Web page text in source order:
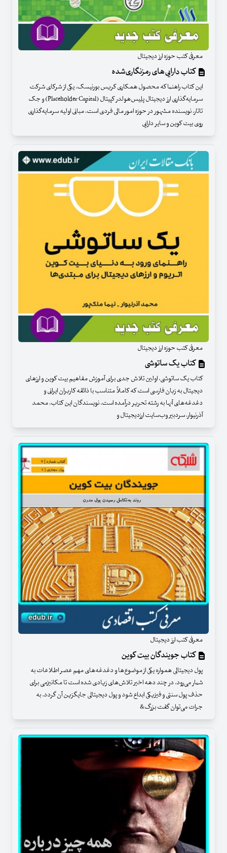
معرفی کتب حوزه ارز دیجیتال
کتاب دارایی‌های رمز‌نگاری‌شده
این کتاب راهنما که محصول همکاری کریس بورنیسک، یکی از شرکای شرکت
سرمایه‌گذاری ارز دیجیتال پلِیس‌هولدر کپیتال (Placeholder Capital) و جک
تاتار، نویسنده مشهور در حوزه امور مالی فردی است، مبانی اولیه سرمایه‌گذاری
روی بیت کوین و سایر دارایی
معرفی کتب حوزه ارز دیجیتال
کتاب یک ساتوشی
کتاب یک ساتوشی، اولین تلاش جدی برای آموزش مفاهیم بیت کوین و ارزهای
دیجیتال به زبان فارسی است که کاملاً متناسب با ذائقه کاربران ایرانی و
دغدغه‌های آنها به رشته تحریر درآمده است. نویسندگان این کتاب، محمد
آذرنیوار، سردبیر وب‌سایت ارزدیجیتال و
معرفی کتب ارز دیجیتال
کتاب جویندگان بیت کوین
پول دیجیتالی همواره یکی از موضوع‌ها و دغدغه‌های مهم عصر اطلاعات به
شمار می‌رود. در چند دهه اخیر تلاش‌های زیادی شده است تا مکانیزمی برای
حذف پول سنتی و فیزیکی ابداع شود و پول دیجیتالی جایگزین آن گردد. به
جرات می‌توان گفت بزرگ&